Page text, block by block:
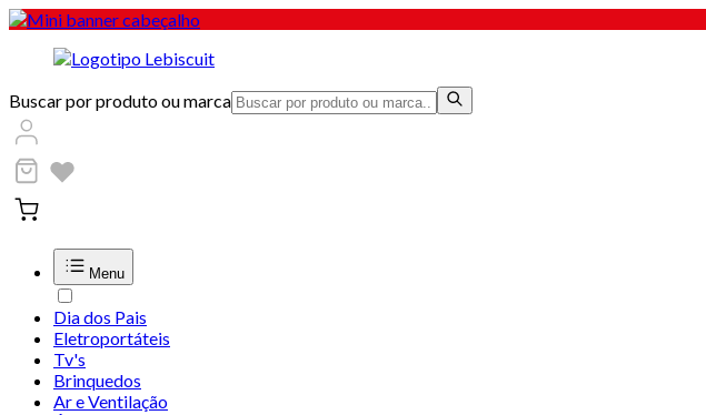
Buscar por produto ou marca
Menu
Dia dos Pais
Eletroportáteis
Tv's
Brinquedos
Ar e Ventilação